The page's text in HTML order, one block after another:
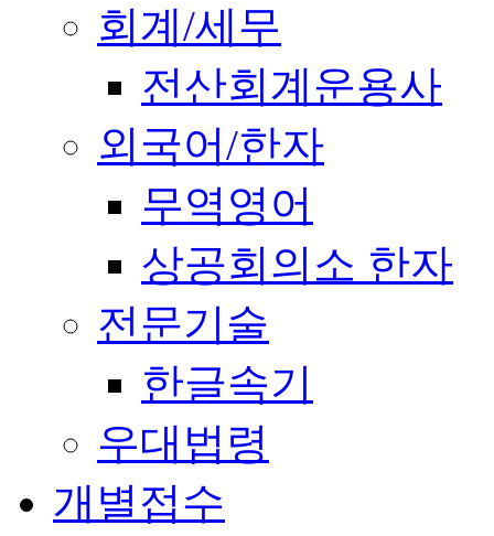
회계/세무
전산회계운용사
외국어/한자
무역영어
상공회의소 한자
전문기술
한글속기
우대법령
개별접수